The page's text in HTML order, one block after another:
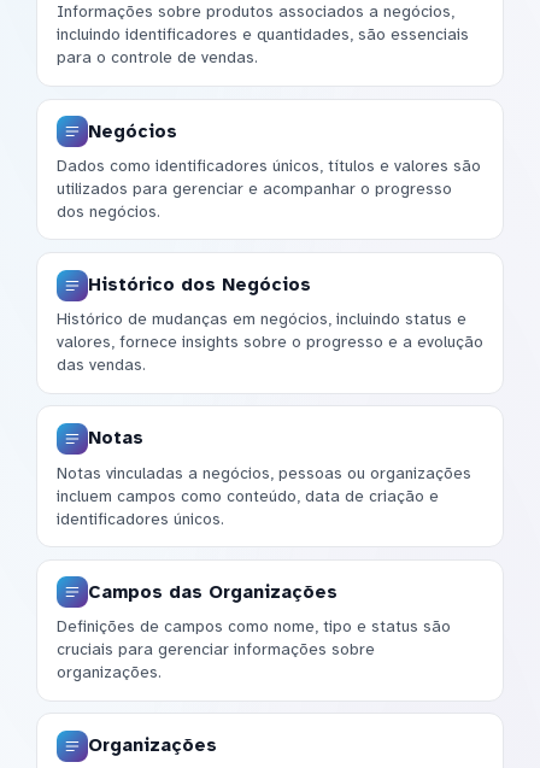
Informações sobre produtos associados a negócios,
incluindo identificadores e quantidades, são essenciais
para o controle de vendas.
Negócios
Dados como identificadores únicos, títulos e valores são
utilizados para gerenciar e acompanhar o progresso
dos negócios.
Histórico dos Negócios
Histórico de mudanças em negócios, incluindo status e
valores, fornece insights sobre o progresso e a evolução
das vendas.
Notas
Notas vinculadas a negócios, pessoas ou organizações
incluem campos como conteúdo, data de criação e
identificadores únicos.
Campos das Organizações
Definições de campos como nome, tipo e status são
cruciais para gerenciar informações sobre
organizações.
Organizações